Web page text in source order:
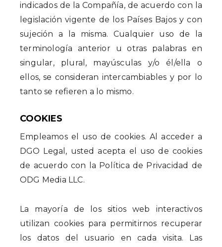
indicados de la Compañía, de acuerdo con la
legislación vigente de los Países Bajos y con
sujeción a la misma. Cualquier uso de la
terminología anterior u otras palabras en
singular, plural, mayúsculas y/o él/ella o
ellos, se consideran intercambiables y por lo
tanto se refieren a lo mismo.
COOKIES
Empleamos el uso de cookies. Al acceder a
DGO Legal, usted acepta el uso de cookies
de acuerdo con la Política de Privacidad de
ODG Media LLC.
La mayoría de los sitios web interactivos
utilizan cookies para permitirnos recuperar
los datos del usuario en cada visita. Las